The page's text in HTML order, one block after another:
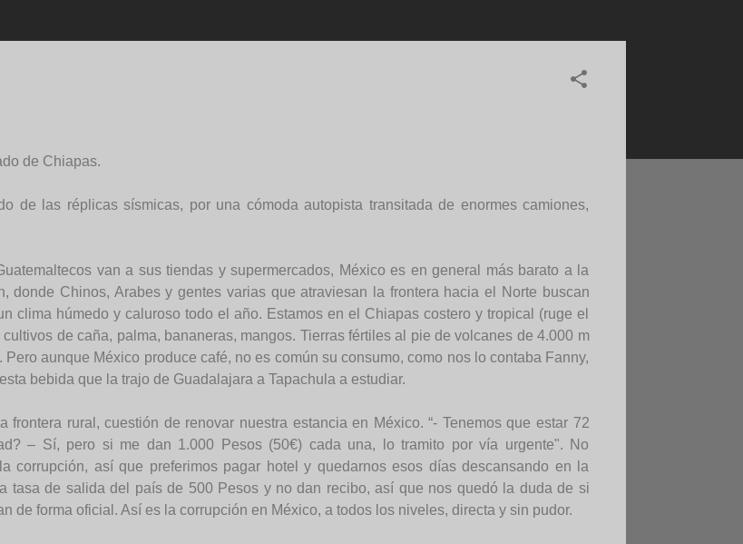
de Chiapas.
de las réplicas sísmicas, por una cómoda autopista transitada de enormes camiones,
van a sus tiendas y supermercados, México es en general más barato a la
donde Chinos, Arabes y gentes varias que atraviesan la frontera hacia el Norte buscan
clima húmedo y caluroso todo el año. Estamos en el Chiapas costero y tropical (ruge el
de caña, palma, bananeras, mangos. Tierras fértiles al pie de volcanes de 4.000 m
aunque México produce café, no es común su consumo, como nos lo contaba Fanny,
bebida que la trajo de Guadalajara a Tapachula a estudiar.
frontera rural, cuestión de renovar nuestra estancia en México. “- Tenemos que estar 72
– Sí, pero si me dan 1.000 Pesos (50€) cada una, lo tramito por vía urgente". No
corrupción, así que preferimos pagar hotel y quedarnos esos días descansando en la
tasa de salida del país de 500 Pesos y no dan recibo, así que nos quedó la duda de si
de forma oficial. Así es la corrupción en México, a todos los niveles, directa y sin pudor.